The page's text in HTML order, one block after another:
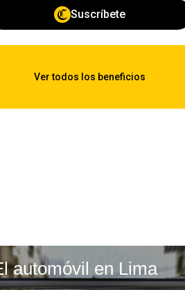
automóvil en Lima